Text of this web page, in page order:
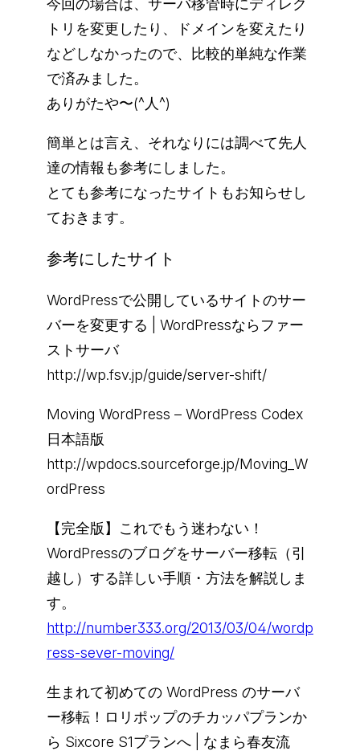
今回の場合は、サーバ移管時にディレク
トリを変更したり、ドメインを変えたり
などしなかったので、比較的単純な作業
で済みました。
ありがたや〜(^人^)
簡単とは言え、それなりには調べて先人
達の情報も参考にしました。
とても参考になったサイトもお知らせし
ておきます。
参考にしたサイト
WordPressで公開しているサイトのサー
バーを変更する | WordPressならファー
ストサーバ
http://wp.fsv.jp/guide/server-shift/
Moving WordPress – WordPress Codex
日本語版
http://wpdocs.sourceforge.jp/Moving_W
ordPress
【完全版】これでもう迷わない！
WordPressのブログをサーバー移転（引
越し）する詳しい手順・方法を解説しま
す。
http://number333.org/2013/03/04/wordp
ress-sever-moving/
生まれて初めての WordPress のサーバ
ー移転！ロリポップのチカッパプランか
ら Sixcore S1プランへ | なまら春友流